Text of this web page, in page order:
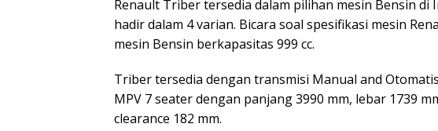
Renault Triber tersedia dalam pilihan mesin Bensin di
hadir dalam 4 varian. Bicara soal spesifikasi mesin
mesin Bensin berkapasitas 999 cc.
Triber tersedia dengan transmisi Manual and
MPV 7 seater dengan panjang 3990 mm, lebar 1739
clearance 182 mm.